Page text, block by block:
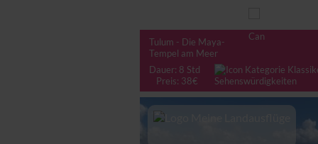
Tulum - Die Maya-
Tempel am Meer
Dauer: 8 Std
Preis: 38€